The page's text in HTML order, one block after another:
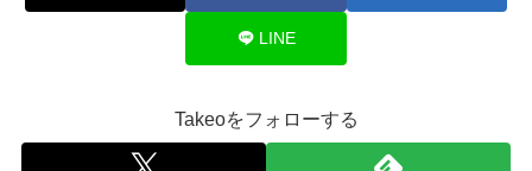
LINE
Takeoをフォローする